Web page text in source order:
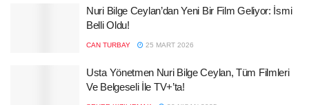
Nuri Bilge Ceylan’dan Yeni Bir Film Geliyor: İsmi
Belli Oldu!
CAN TURBAY 25 MART 2026
Usta Yönetmen Nuri Bilge Ceylan, Tüm Filmleri
Ve Belgeseli İle TV+’ta!